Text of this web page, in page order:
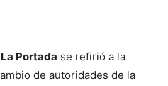
La Portada se refirió a la
de autoridades de la